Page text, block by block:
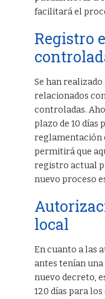
facilitará el
Registro
Se han
relacionados
controladas.
plazo de 10 días
reglamentación
permitirá que
registro actual
nuevo proceso
local
En cuanto a las
antes tenían una
nuevo decreto,
120 días para